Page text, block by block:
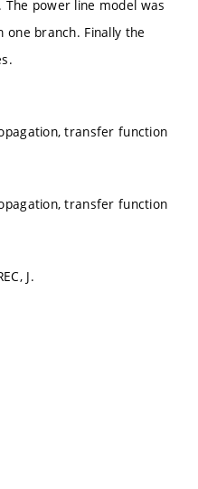
power line model was
branch. Finally the
transfer function
transfer function
J.